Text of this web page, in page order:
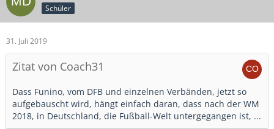
Schüler
31. Juli 2019
Zitat von Coach31
Dass Funino, vom DFB und einzelnen Verbänden, jetzt so
aufgebauscht wird, hängt einfach daran, dass nach der WM
2018, in Deutschland, die Fußball-Welt untergegangen ist, ...